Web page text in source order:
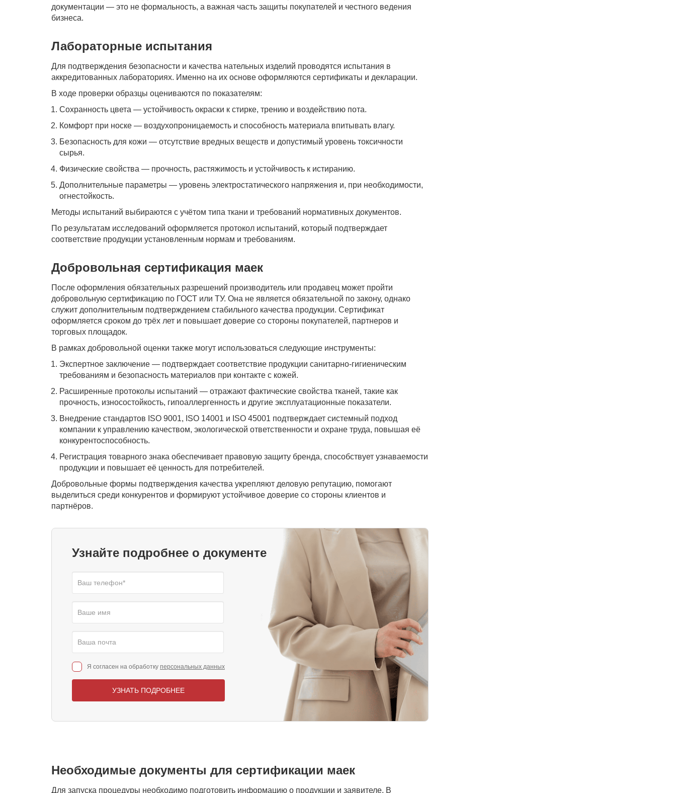
документации — это не формальность, а важная часть защиты покупателей и честного ведения
бизнеса.
Лабораторные испытания
Для подтверждения безопасности и качества нательных изделий проводятся испытания в
аккредитованных лабораториях. Именно на их основе оформляются сертификаты и декларации.
В ходе проверки образцы оцениваются по показателям:
Сохранность цвета — устойчивость окраски к стирке, трению и воздействию пота.
Комфорт при носке — воздухопроницаемость и способность материала впитывать влагу.
Безопасность для кожи — отсутствие вредных веществ и допустимый уровень токсичности
сырья.
Физические свойства — прочность, растяжимость и устойчивость к истиранию.
Дополнительные параметры — уровень электростатического напряжения и, при необходимости,
огнестойкость.
Методы испытаний выбираются с учётом типа ткани и требований нормативных документов.
По результатам исследований оформляется протокол испытаний, который подтверждает
соответствие продукции установленным нормам и требованиям.
Добровольная сертификация маек
После оформления обязательных разрешений производитель или продавец может пройти
добровольную сертификацию по ГОСТ или ТУ. Она не является обязательной по закону, однако
служит дополнительным подтверждением стабильного качества продукции. Сертификат
оформляется сроком до трёх лет и повышает доверие со стороны покупателей, партнеров и
торговых площадок.
В рамках добровольной оценки также могут использоваться следующие инструменты:
Экспертное заключение — подтверждает соответствие продукции санитарно-гигиеническим
требованиям и безопасность материалов при контакте с кожей.
Расширенные протоколы испытаний — отражают фактические свойства тканей, такие как
прочность, износостойкость, гипоаллергенность и другие эксплуатационные показатели.
Внедрение стандартов ISO 9001, ISO 14001 и ISO 45001 подтверждает системный подход
компании к управлению качеством, экологической ответственности и охране труда, повышая её
конкурентоспособность.
Регистрация товарного знака обеспечивает правовую защиту бренда, способствует узнаваемости
продукции и повышает её ценность для потребителей.
Добровольные формы подтверждения качества укрепляют деловую репутацию, помогают
выделиться среди конкурентов и формируют устойчивое доверие со стороны клиентов и
партнёров.
Узнайте подробнее о документе
Я согласен на обработку персональных данных
УЗНАТЬ ПОДРОБНЕЕ
Необходимые документы для сертификации маек
Для запуска процедуры необходимо подготовить информацию о продукции и заявителе. В